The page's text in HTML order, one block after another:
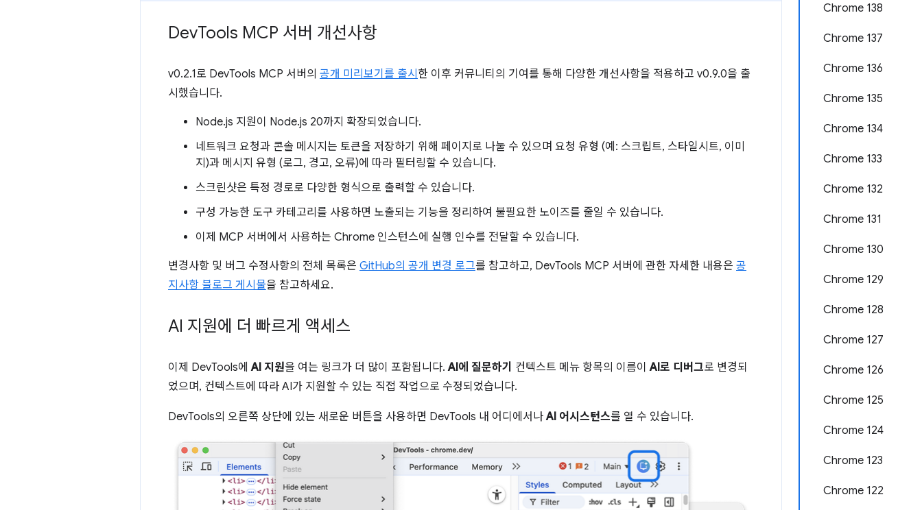
Chrome 138
Chrome 137
Chrome 136
Chrome 135
Chrome 134
Chrome 133
Chrome 132
Chrome 131
Chrome 130
Chrome 129
Chrome 128
Chrome 127
Chrome 126
Chrome 125
Chrome 124
Chrome 123
Chrome 122
DevTools MCP 서버 개선사항
v0.2.1로 DevTools MCP 서버의 공개 미리보기를 출시 한 이후 커뮤니티의 기여를 통해 다양한 개선사항을 적용하고 v0.9.0을 출
시했습니다.
Node.js 지원이 Node.js 20까지 확장되었습니다.
네트워크 요청과 콘솔 메시지는 토큰을 저장하기 위해 페이지로 나눌 수 있으며 요청 유형 (예: 스크립트, 스타일시트, 이미
지)과 메시지 유형 (로그, 경고, 오류)에 따라 필터링할 수 있습니다.
스크린샷은 특정 경로로 다양한 형식으로 출력할 수 있습니다.
구성 가능한 도구 카테고리를 사용하면 노출되는 기능을 정리하여 불필요한 노이즈를 줄일 수 있습니다.
이제 MCP 서버에서 사용하는 Chrome 인스턴스에 실행 인수를 전달할 수 있습니다.
변경사항 및 버그 수정사항의 전체 목록은 GitHub의 공개 변경 로그를 참고하고, DevTools MCP 서버에 관한 자세한 내용은 공
지사항 블로그 게시물을 참고하세요.
AI 지원에 더 빠르게 액세스
이제 DevTools에AI 지원을 여는 링크가 더 많이 포함됩니다.AI에 질문하기 컨텍스트 메뉴 항목의 이름이AI로 디버그로 변경되
었으며, 컨텍스트에 따라 AI가 지원할 수 있는 직접 작업으로 수정되었습니다.
DevTools의 오른쪽 상단에 있는 새로운 버튼을 사용하면 DevTools 내 어디에서나AI 어시스턴스를 열 수 있습니다.